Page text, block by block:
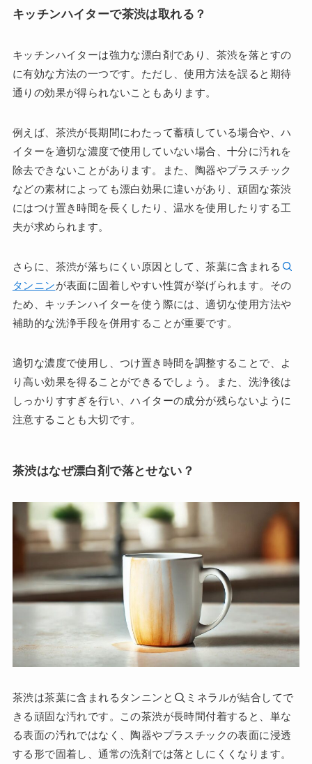
キッチンハイターで茶渋は取れる？
キッチンハイターは強力な漂白剤であり、茶渋を落とすの
に有効な方法の一つです。ただし、使用方法を誤ると期待
通りの効果が得られないこともあります。
例えば、茶渋が長期間にわたって蓄積している場合や、ハ
イターを適切な濃度で使用していない場合、十分に汚れを
除去できないことがあります。また、陶器やプラスチック
などの素材によっても漂白効果に違いがあり、頑固な茶渋
にはつけ置き時間を長くしたり、温水を使用したりする工
夫が求められます。
さらに、茶渋が落ちにくい原因として、茶葉に含まれる
タンニンが表面に固着しやすい性質が挙げられます。その
ため、キッチンハイターを使う際には、適切な使用方法や
補助的な洗浄手段を併用することが重要です。
適切な濃度で使用し、つけ置き時間を調整することで、よ
り高い効果を得ることができるでしょう。また、洗浄後は
しっかりすすぎを行い、ハイターの成分が残らないように
注意することも大切です。
茶渋はなぜ漂白剤で落とせない？
茶渋は茶葉に含まれるタンニンと
ミネラルが結合してで
きる頑固な汚れです。この茶渋が長時間付着すると、単な
る表面の汚れではなく、陶器やプラスチックの表面に浸透
する形で固着し、通常の洗剤では落としにくくなります。